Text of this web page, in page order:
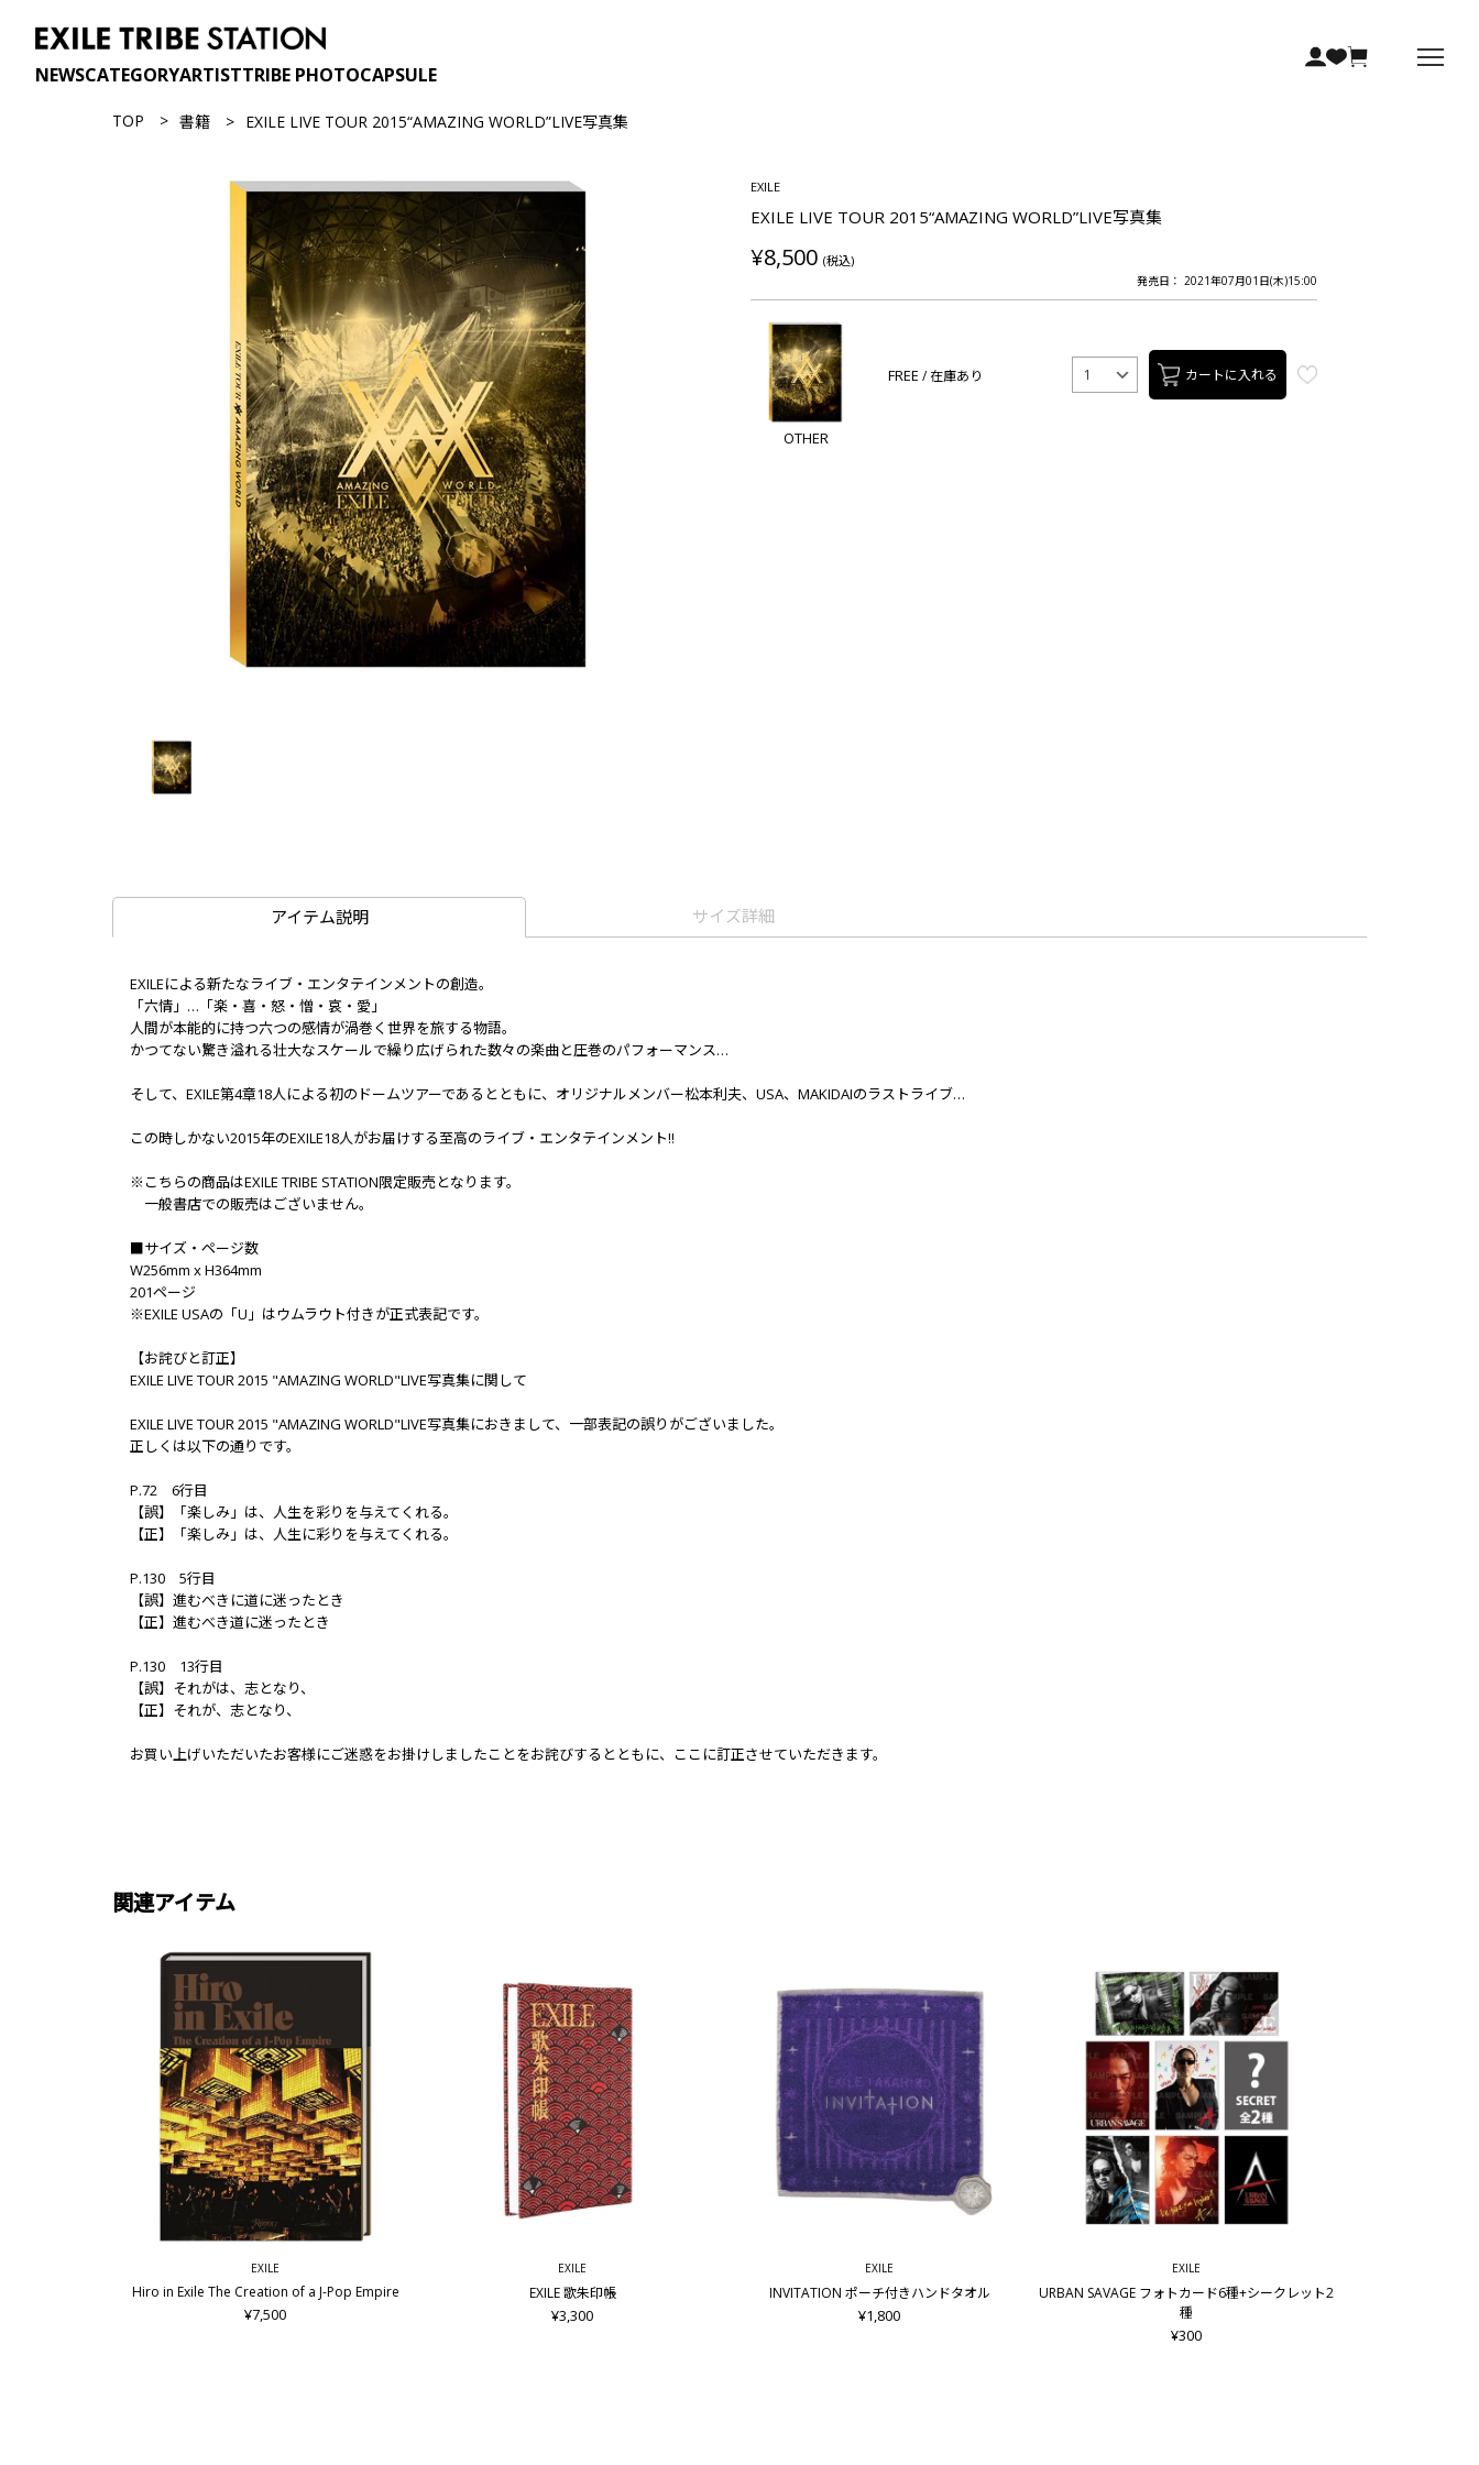
NEWSCATEGORYARTISTTRIBE PHOTOCAPSULE
TOP 書籍 EXILE LIVE TOUR 2015“AMAZING WORLD”LIVE写真集
EXILE
EXILE LIVE TOUR 2015“AMAZING WORLD”LIVE写真集
¥8,500 (税込)
発売日： 2021年07月01日(木)15:00
OTHER
FREE / 在庫あり 1 カートに入れる
アイテム説明 サイズ詳細
EXILEによる新たなライブ・エンタテインメントの創造。
「六情」…「楽・喜・怒・憎・哀・愛」
人間が本能的に持つ六つの感情が渦巻く世界を旅する物語。
かつてない驚き溢れる壮大なスケールで繰り広げられた数々の楽曲と圧巻のパフォーマンス…
そして、EXILE第4章18人による初のドームツアーであるとともに、オリジナルメンバー松本利夫、USA、MAKIDAIのラストライブ…
この時しかない2015年のEXILE18人がお届けする至高のライブ・エンタテインメント!!
※こちらの商品はEXILE TRIBE STATION限定販売となります。
一般書店での販売はございません。
■サイズ・ページ数
W256mm x H364mm
201ページ
※EXILE USAの「U」はウムラウト付きが正式表記です。
【お詫びと訂正】
EXILE LIVE TOUR 2015 "AMAZING WORLD"LIVE写真集に関して
EXILE LIVE TOUR 2015 "AMAZING WORLD"LIVE写真集におきまして、一部表記の誤りがございました。
正しくは以下の通りです。
P.72 6行目
【誤】「楽しみ」は、人生を彩りを与えてくれる。
【正】「楽しみ」は、人生に彩りを与えてくれる。
P.130 5行目
【誤】進むべきに道に迷ったとき
【正】進むべき道に迷ったとき
P.130 13行目
【誤】それがは、志となり、
【正】それが、志となり、
お買い上げいただいたお客様にご迷惑をお掛けしましたことをお詫びするとともに、ここに訂正させていただきます。
関連アイテム
EXILE
Hiro in Exile The Creation of a J-Pop Empire
¥7,500
EXILE
EXILE 歌朱印帳
¥3,300
EXILE
INVITATION ポーチ付きハンドタオル
¥1,800
EXILE
URBAN SAVAGE フォトカード6種+シークレット2
種
¥300